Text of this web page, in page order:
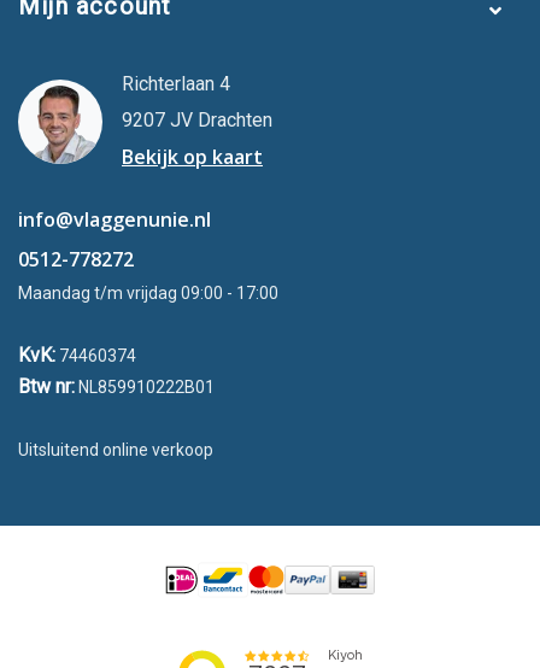
Mijn account
Richterlaan 4
9207 JV Drachten
Bekijk op kaart
info@vlaggenunie.nl
0512-778272
Maandag t/m vrijdag 09:00 - 17:00
KvK: 74460374
Btw nr: NL859910222B01
Uitsluitend online verkoop